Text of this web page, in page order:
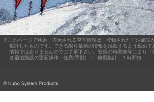
※このページで検索・表示される空室情報は、登録された宿泊施設
集計したものです。できる限り最新の情報を掲載するよう勤めて
情報ではありませんのでご了承下さい。登録の時間差等により「
各宿泊施設の更新操作：任意(手動) / 検索集計：１時間毎